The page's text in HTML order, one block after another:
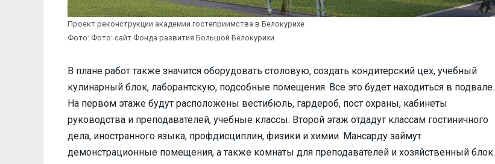
Проект реконструкции академии гостеприимства в Белокурихе
Фото: Фото: сайт Фонда развития Большой Белокурихи
В плане работ также значится оборудовать столовую, создать кондитерский цех, учебный
кулинарный блок, лаборантскую, подсобные помещения. Все это будет находиться в подвале.
На первом этаже будут расположены вестибюль, гардероб, пост охраны, кабинеты
руководства и преподавателей, учебные классы. Второй этаж отдадут классам гостиничного
дела, иностранного языка, профдисциплин, физики и химии. Мансарду займут
демонстрационные помещения, а также комнаты для преподавателей и хозяйственный блок.